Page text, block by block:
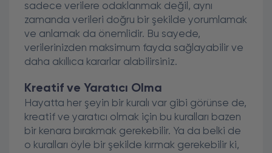
sadece verilere odaklanmak değil, aynı
zamanda verileri doğru bir şekilde yorumlamak
ve anlamak da önemlidir. Bu sayede,
verilerinizden maksimum fayda sağlayabilir ve
daha akıllıca kararlar alabilirsiniz.
Kreatif ve Yaratıcı Olma
Hayatta her şeyin bir kuralı var gibi görünse de,
kreatif ve yaratıcı olmak için bu kuralları bazen
bir kenara bırakmak gerekebilir. Ya da belki de
o kuralları öyle bir şekilde kırmak gerekebilir ki,